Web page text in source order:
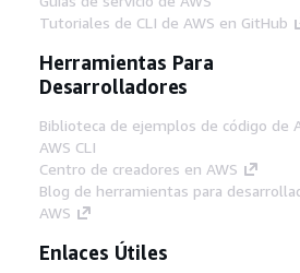
Tutoriales de CLI de AWS en GitHub
Herramientas Para
Desarrolladores
Biblioteca de ejemplos de código de
AWS CLI
Centro de creadores en AWS
Blog de herramientas para
AWS
Enlaces Útiles